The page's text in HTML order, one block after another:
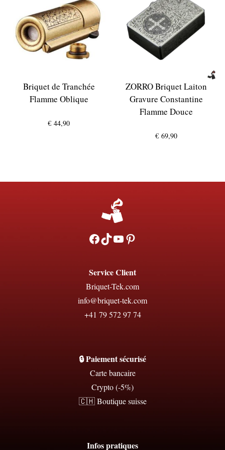
Briquet de Tranchée
Flamme Oblique
€ 44,90
ZORRO Briquet Laiton
Gravure Constantine
Flamme Douce
€ 69,90
Facebook
TikTokYouTubePinterest
Service Client
Briquet-Tek.com
info@briquet-tek.com
+41 79 572 97 74
🔒 Paiement sécurisé
Carte bancaire
Crypto (-5%)
🇨🇭 Boutique suisse
Infos pratiques